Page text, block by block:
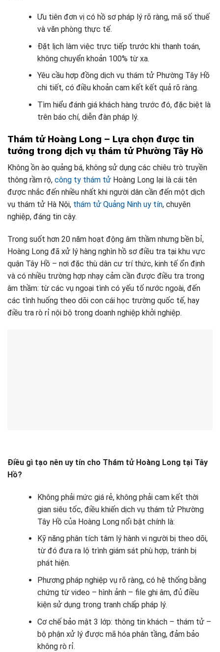
Ưu tiên đơn vị có hồ sơ pháp lý rõ ràng, mã số thuế
và văn phòng thực tế.
Đặt lịch làm việc trực tiếp trước khi thanh toán,
không chuyển khoản 100% từ xa.
Yêu cầu hợp đồng dịch vụ thám tử Phường Tây Hồ
chi tiết, có điều khoản cam kết kết quả rõ ràng.
Tìm hiểu đánh giá khách hàng trước đó, đặc biệt là
trên báo chí, diễn đàn pháp lý.
Thám tử Hoàng Long – Lựa chọn được tin
tưởng trong dịch vụ thám tử Phường Tây Hồ
Không ồn ào quảng bá, không sử dụng các chiêu trò truyền
thông rầm rộ, công ty thám tử Hoàng Long lại là cái tên
được nhắc đến nhiều nhất khi người dân cần đến một dịch
vụ thám tử Hà Nội, thám tử Quảng Ninh uy tín, chuyên
nghiệp, đáng tin cậy.
Trong suốt hơn 20 năm hoạt động âm thầm nhưng bền bỉ,
Hoàng Long đã xử lý hàng nghìn hồ sơ điều tra tại khu vực
quận Tây Hồ – nơi đặc thù dân cư trí thức, kinh tế ổn định
và có nhiều trường hợp nhạy cảm cần được điều tra trong
âm thầm: từ các vụ ngoại tình có yếu tố nước ngoài, đến
các tình huống theo dõi con cái học trường quốc tế, hay
điều tra rò rỉ nội bộ trong doanh nghiệp khởi nghiệp.
Điều gì tạo nên uy tín cho Thám tử Hoàng Long tại Tây
Hồ?
Không phải mức giá rẻ, không phải cam kết thời
gian siêu tốc, điều khiến dịch vụ thám tử Phường
Tây Hồ của Hoàng Long nổi bật chính là:
Kỹ năng phân tích tâm lý hành vi người bị theo dõi,
từ đó đưa ra lộ trình giám sát phù hợp, tránh bị
phát hiện.
Phương pháp nghiệp vụ rõ ràng, có hệ thống bằng
chứng từ video – hình ảnh – file ghi âm, đủ điều
kiện sử dụng trong tranh chấp pháp lý.
Cơ chế bảo mật 3 lớp: thông tin khách – thám tử –
bộ phận xử lý được mã hóa phân tầng, đảm bảo
không rò rỉ.